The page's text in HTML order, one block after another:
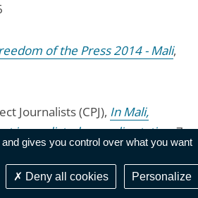
gives you control over what you want
Deny all cookies Personalize
of the Press 2014 - Mali,
Journalists (CPJ), In Mali,
journalist, close radio station, 7
(RSF),Mali